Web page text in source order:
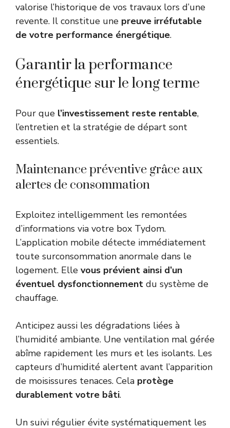
valorise l’historique de vos travaux lors d’une
revente. Il constitue une preuve irréfutable
de votre performance énergétique.
Garantir la performance
énergétique sur le long terme
Pour que l’investissement reste rentable,
l’entretien et la stratégie de départ sont
essentiels.
Maintenance préventive grâce aux
alertes de consommation
Exploitez intelligemment les remontées
d’informations via votre box Tydom.
L’application mobile détecte immédiatement
toute surconsommation anormale dans le
logement. Elle vous prévient ainsi d’un
éventuel dysfonctionnement du système de
chauffage.
Anticipez aussi les dégradations liées à
l’humidité ambiante. Une ventilation mal gérée
abîme rapidement les murs et les isolants. Les
capteurs d’humidité alertent avant l’apparition
de moisissures tenaces. Cela protège
durablement votre bâti.
Un suivi régulier évite systématiquement les